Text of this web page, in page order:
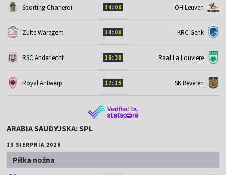
Sporting Charleroi 14:00 OH Leuven
Zulte Waregem 14:00 KRC Genk
RSC Anderlecht 16:30 Raal La Louviere
Royal Antwerp 17:15 SK Beveren
ARABIA SAUDYJSKA: SPL
13 SIERPNIA 2026
Piłka nożna